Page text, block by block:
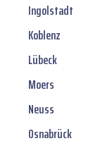
Ingolstadt
Koblenz
Lübeck
Moers
Neuss
Osnabrück